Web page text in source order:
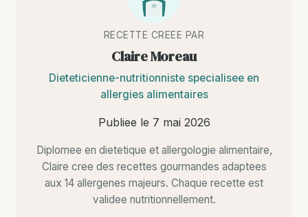
RECETTE CREEE PAR
Claire Moreau
Dieteticienne-nutritionniste specialisee en
allergies alimentaires
Publiee le 7 mai 2026
Diplomee en dietetique et allergologie alimentaire,
Claire cree des recettes gourmandes adaptees
aux 14 allergenes majeurs. Chaque recette est
validee nutritionnellement.